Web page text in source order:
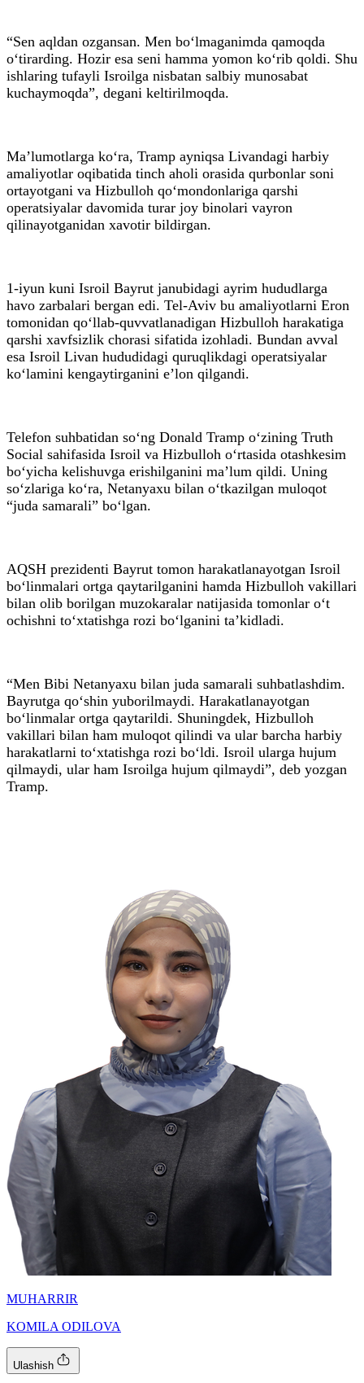
“Sen aqldan ozgansan. Men bo‘lmaganimda qamoqda
o‘tirarding. Hozir esa seni hamma yomon ko‘rib qoldi. Shu
ishlaring tufayli Isroilga nisbatan salbiy munosabat
kuchaymoqda”, degani keltirilmoqda.
Ma’lumotlarga ko‘ra, Tramp ayniqsa Livandagi harbiy
amaliyotlar oqibatida tinch aholi orasida qurbonlar soni
ortayotgani va Hizbulloh qo‘mondonlariga qarshi
operatsiyalar davomida turar joy binolari vayron
qilinayotganidan xavotir bildirgan.
1-iyun kuni Isroil Bayrut janubidagi ayrim hududlarga
havo zarbalari bergan edi. Tel-Aviv bu amaliyotlarni Eron
tomonidan qo‘llab-quvvatlanadigan Hizbulloh harakatiga
qarshi xavfsizlik chorasi sifatida izohladi. Bundan avval
esa Isroil Livan hududidagi quruqlikdagi operatsiyalar
ko‘lamini kengaytirganini e’lon qilgandi.
Telefon suhbatidan so‘ng Donald Tramp o‘zining Truth
Social sahifasida Isroil va Hizbulloh o‘rtasida otashkesim
bo‘yicha kelishuvga erishilganini ma’lum qildi. Uning
so‘zlariga ko‘ra, Netanyaxu bilan o‘tkazilgan muloqot
“juda samarali” bo‘lgan.
AQSH prezidenti Bayrut tomon harakatlanayotgan Isroil
bo‘linmalari ortga qaytarilganini hamda Hizbulloh vakillari
bilan olib borilgan muzokaralar natijasida tomonlar o‘t
ochishni to‘xtatishga rozi bo‘lganini ta’kidladi.
“Men Bibi Netanyaxu bilan juda samarali suhbatlashdim.
Bayrutga qo‘shin yuborilmaydi. Harakatlanayotgan
bo‘linmalar ortga qaytarildi. Shuningdek, Hizbulloh
vakillari bilan ham muloqot qilindi va ular barcha harbiy
harakatlarni to‘xtatishga rozi bo‘ldi. Isroil ularga hujum
qilmaydi, ular ham Isroilga hujum qilmaydi”, deb yozgan
Tramp.
MUHARRIR
KOMILA ODILOVA
Ulashish